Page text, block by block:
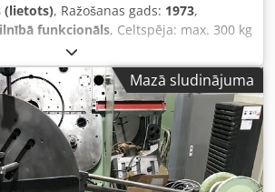
(lietots), Ražošanas gads: 1973,
funkcionāls, Celtspēja: max. 300 kg
Spoles diametrs: 1.200 mm Rullīša
1.100 mm Rullīša iekšējais diametrs:
platums: max. 90 mmMazā sludinājuma